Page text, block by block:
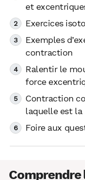
et
Exercices
Exemples
contraction
Ralentir le
force
Contraction
laquelle est la
Foire aux